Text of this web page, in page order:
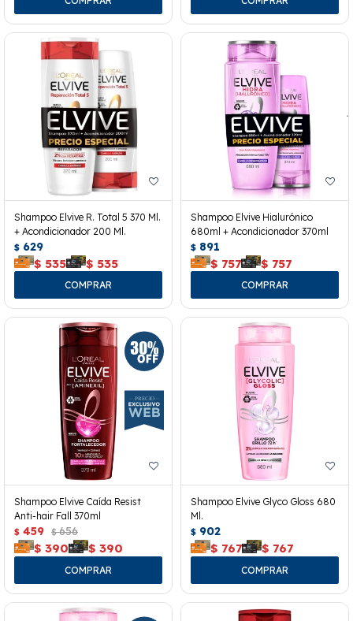
Shampoo Elvive R. Total 5 370 Ml.
+ Acondicionador 200 Ml.
$ 629
$ 535 $ 535
Shampoo Elvive Hialurónico
680ml + Acondicionador 370ml
$ 891
$ 757 $ 757
Shampoo Elvive Caída Resist
Anti-hair Fall 370ml
$ 459 $ 656
$ 390 $ 390
Shampoo Elvive Glyco Gloss 680
Ml.
$ 902
$ 767 $ 767